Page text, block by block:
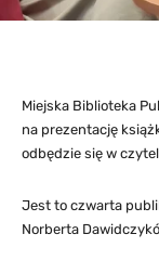
Miejska Biblioteka
na prezentację
odbędzie się w
Jest to czwarta
Norberta